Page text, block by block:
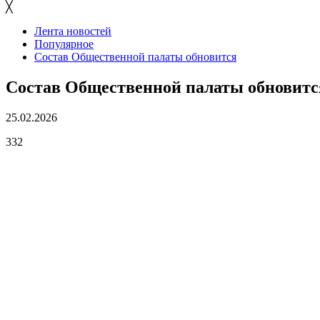
╳
Лента новостей
Популярное
Состав Общественной палаты обновится
Состав Общественной палаты
25.02.2026
332